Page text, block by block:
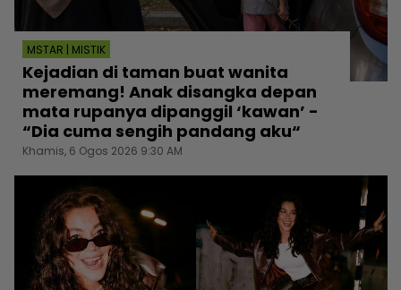
MSTAR | MISTIK
Kejadian di taman buat wanita
meremang! Anak disangka depan
mata rupanya dipanggil ‘kawan’ -
“Dia cuma sengih pandang aku“
Khamis, 6 Ogos 2026 9:30 AM